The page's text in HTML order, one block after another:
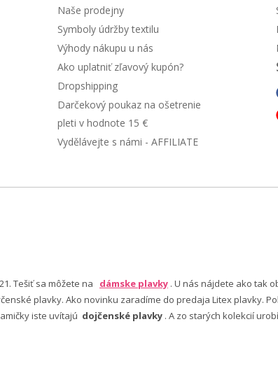
Naše prodejny
Symboly údržby textilu
Výhody nákupu u nás
Ako uplatniť zľavový kupón?
Dropshipping
Darčekový poukaz na ošetrenie
pleti v hodnote 15 €
Vydělávejte s námi - AFFILIATE
Tešiť sa môžete na dámske plavky . U nás nájdete ako tak
plavky. Ako novinku zaradíme do predaja Litex plavky.
iste uvítajú dojčenské plavky . A zo starých kolekcií